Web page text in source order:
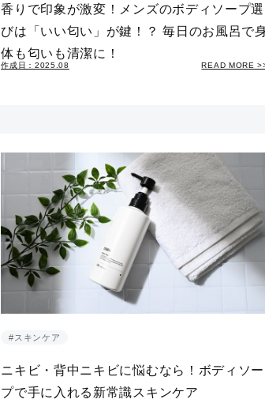
香りで印象が激変！メンズのボディソープ選
びは「いい匂い」が鍵！？ 毎日のお風呂で
体も匂いも清潔に！
READ MORE
作成日：2025.08
#スキンケア
ニキビ・背中ニキビに悩むなら！ボディソー
プで手に入れる新常識スキンケア